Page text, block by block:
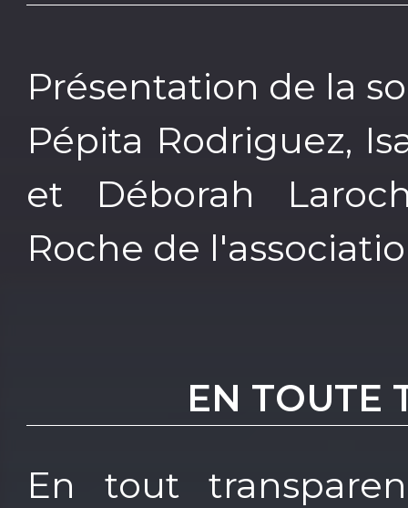
Présentation de la
Pépita Rodriguez,
et Déborah
Roche de
EN TOUTE
En tout